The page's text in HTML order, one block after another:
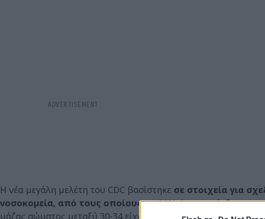
Η νέα μεγάλη μελέτη του CDC βασίστηκε σε στοιχεία για
νοσοκομεία, από τους οποίους το 28% ήταν υπέρβαροι
μάζας σώματος μεταξύ 30-34 είχαν 7% μεγαλύτερη